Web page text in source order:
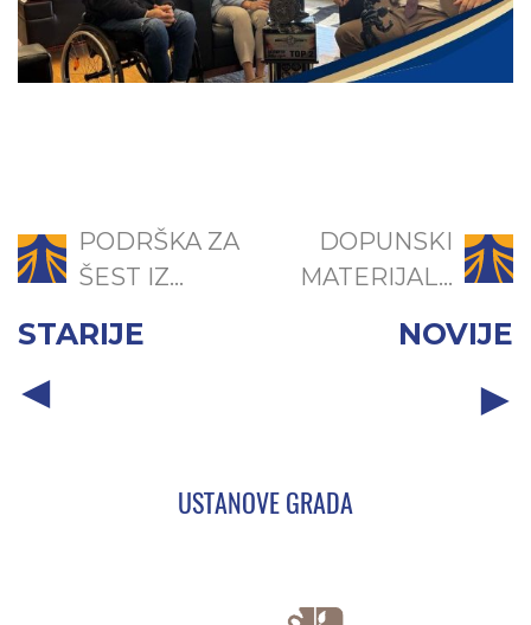
PODRŠKA ZA
ŠEST IZ...
STARIJE
DOPUNSKI
MATERIJAL...
NOVIJE
USTANOVE GRADA